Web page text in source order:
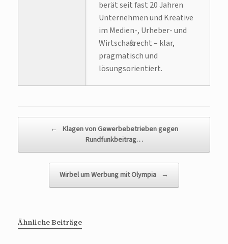
berät seit fast 20 Jahren
Unternehmen und Kreative
im Medien-, Urheber- und
Wirtschaftsrecht – klar,
pragmatisch und
lösungsorientiert.
← Klagen von Gewerbebetrieben gegen
Rundfunkbeitrag…
Wirbel um Werbung mit Olympia →
Ähnliche Beiträge